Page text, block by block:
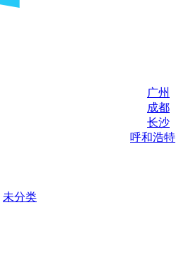
广州
成都
长沙
呼和浩特
未分类